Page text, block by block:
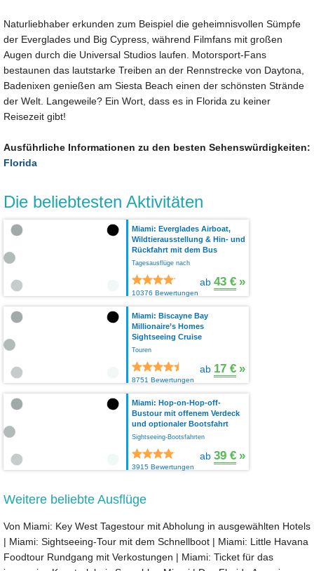
Naturliebhaber erkunden zum Beispiel die geheimnisvollen Sümpfe
der Everglades und Big Cypress, während Filmfans mit großen
Augen durch die Universal Studios laufen. Motorsport-Fans
bestaunen das lautstarke Treiben an der Rennstrecke von Daytona,
Badenixen genießen am Siesta Beach einen der schönsten Strände
der Welt. Langeweile? Ein Wort, dass es in Florida zu keiner
Reisezeit gibt!
Ausführliche Informationen zu den besten Sehenswürdigkeiten:
Florida
Die beliebtesten Aktivitäten
Miami: Everglades Airboat,
Wildtierausstellung & Hin- und
Rückfahrt mit dem Bus
Tagesausflüge nach
10376 Bewertungen
ab 43 € »
Miami: Biscayne Bay
Millionaire’s Homes
Sightseeing Cruise
Touren
8751 Bewertungen
ab 17 € »
Miami: Hop-on-Hop-off-
Bustour mit offenem Verdeck
und optionaler Bootsfahrt
Sightseeing-Bootsfahrten
3915 Bewertungen
ab 39 € »
Weitere beliebte Ausflüge
Von Miami: Key West Tagestour mit Abholung in ausgewählten Hotels
| Miami: Sightseeing-Tour mit dem Schnellboot | Miami: Little Havana
Foodtour Rundgang mit Verkostungen | Miami: Ticket für das